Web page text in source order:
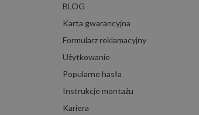
BLOG
Karta gwarancyjna
Formularz reklamacyjny
Użytkowanie
Popularne hasła
Instrukcje montażu
Kariera